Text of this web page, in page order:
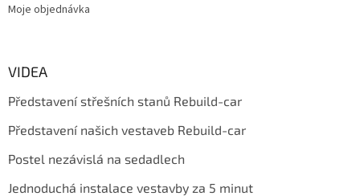
Moje objednávka
VIDEA
Představení střešních stanů Rebuild-car
Představení našich vestaveb Rebuild-car
Postel nezávislá na sedadlech
Jednoduchá instalace vestavby za 5 minut